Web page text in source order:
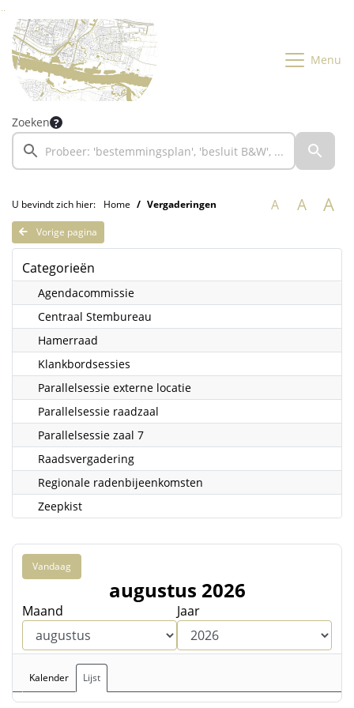
Ga naar de inhoud van deze pagina
Ga naar het zoeken
Ga naar het menu
Menu
Zoeken
U bevindt zich hier: Home Vergaderingen A A A
Vorige pagina
Categorieën
Agendacommissie
Centraal Stembureau
Hamerraad
Klankbordsessies
Parallelsessie externe locatie
Parallelsessie raadzaal
Parallelsessie zaal 7
Raadsvergadering
Regionale radenbijeenkomsten
Zeepkist
Vandaag
augustus 2026
Maand Jaar
Kalender Lijst